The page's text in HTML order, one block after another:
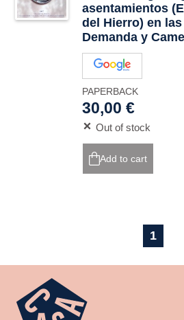
asentamientos
del Hierro) en
Demanda y
PAPERBACK
30,00 €
Out of stock
Add to cart
1